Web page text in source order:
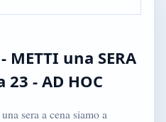
una SERA
23 - AD HOC
sera a cena siamo a